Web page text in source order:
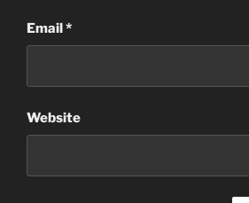
Email*
Website